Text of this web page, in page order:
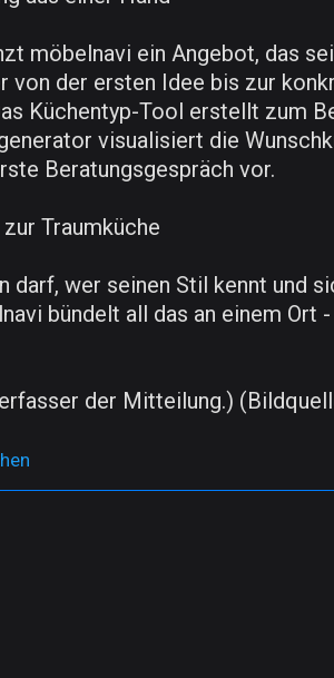
möbelnavi ein Angebot, das
der ersten Idee bis zur
Küchentyp-Tool erstellt zum
visualisiert die
Beratungsgespräch vor.
Traumküche
darf, wer seinen Stil kennt und
bündelt all das an einem
der Mitteilung.)